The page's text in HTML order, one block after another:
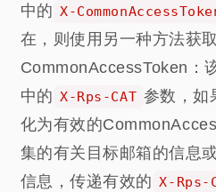
中的 X-
在，则使用另一种方法获取
CommonAccessToken：
中的 X-Rps-CAT 参数，如
化为有效的
集的有关目标邮箱的信息
信息，传递有效的 X-Rps-